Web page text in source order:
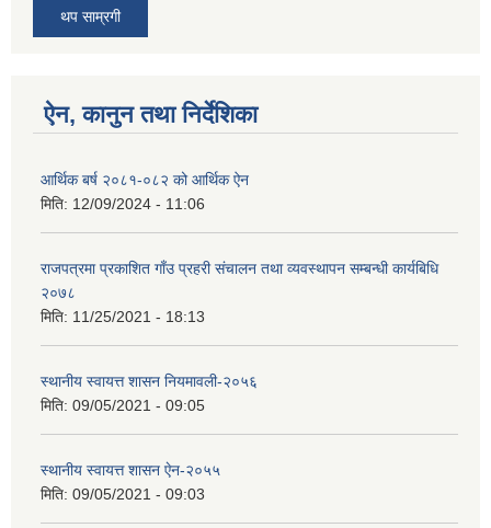
थप साम्रगी
ऐन, कानुन तथा निर्देशिका
आर्थिक बर्ष २०८१-०८२ को आर्थिक ऐन
मिति: 12/09/2024 - 11:06
राजपत्रमा प्रकाशित गाँउ प्रहरी संचालन तथा व्यवस्थापन सम्बन्धी कार्यबिधि
२०७८
मिति: 11/25/2021 - 18:13
स्थानीय स्वायत्त शासन नियमावली-२०५६
मिति: 09/05/2021 - 09:05
स्थानीय स्वायत्त शासन ए‍ेन-२०५५
मिति: 09/05/2021 - 09:03